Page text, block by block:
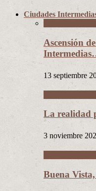
Ciudades
Ascensión
13 septiembre
La realidad
3 noviembre
Buena